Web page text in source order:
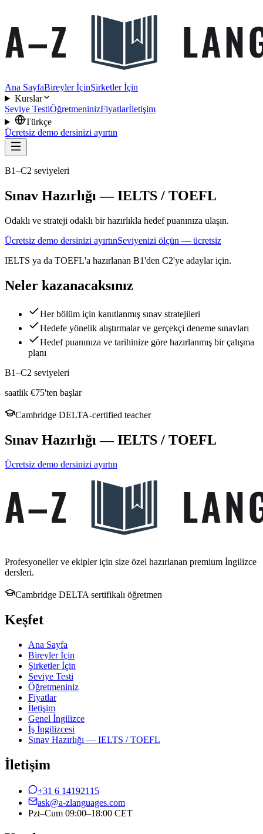
Ana SayfaBireyler İçinŞirketler İçin
Kurslar
Seviye TestiÖğretmeninizFiyatlarİletişim
Türkçe
Ücretsiz demo dersinizi ayırtın
B1–C2 seviyeleri
Sınav Hazırlığı — IELTS / TOEFL
Odaklı ve strateji odaklı bir hazırlıkla hedef puanınıza ulaşın.
Ücretsiz demo dersinizi ayırtınSeviyenizi ölçün — ücretsiz
IELTS ya da TOEFL'a hazırlanan B1'den C2'ye adaylar için.
Neler kazanacaksınız
Her bölüm için kanıtlanmış sınav stratejileri
Hedefe yönelik alıştırmalar ve gerçekçi deneme sınavları
Hedef puanınıza ve tarihinize göre hazırlanmış bir çalışma
planı
B1–C2 seviyeleri
saatlik €75'ten başlar
Cambridge DELTA-certified teacher
Sınav Hazırlığı — IELTS / TOEFL
Ücretsiz demo dersinizi ayırtın
Profesyoneller ve ekipler için size özel hazırlanan premium İngilizce
dersleri.
Cambridge DELTA sertifikalı öğretmen
Keşfet
Ana Sayfa
Bireyler İçin
Şirketler İçin
Seviye Testi
Öğretmeniniz
Fiyatlar
İletişim
Genel İngilizce
İş İngilizcesi
Sınav Hazırlığı — IELTS / TOEFL
İletişim
+31 6 14192115
ask@a-zlanguages.com
Pzt–Cum 09:00–18:00 CET